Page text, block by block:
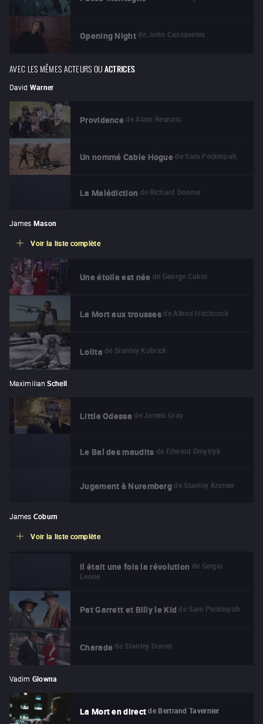
Opening Night de John Cassavetes
AVEC LES MÊMES ACTEURS OUACTRICES
David Warner
Providence de Alain Resnais
Un nommé Cable Hogue de Sam Peckinpah
La Malédiction de Richard Donner
James Mason
Voir la liste complète
Une étoile est née de George Cukor
La Mort aux trousses de Alfred Hitchcock
Lolita de Stanley Kubrick
Maximilian Schell
Little Odessa de James Gray
Le Bal des maudits de Edward Dmytryk
Jugement à Nuremberg de Stanley Kramer
James Coburn
Voir la liste complète
Il était une fois la révolution de Sergio
Leone
Pat Garrett et Billy le Kid de Sam Peckinpah
Charade de Stanley Donen
Vadim Glowna
La Mort en direct de Bertrand Tavernier